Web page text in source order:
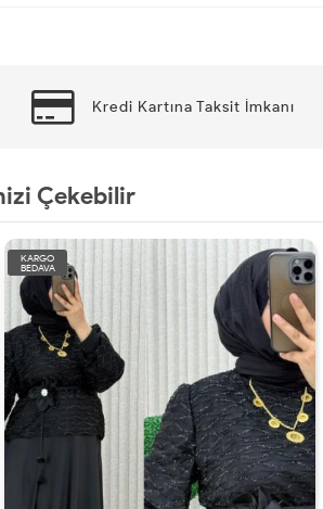
Kredi Kartına Taksit İmkanı
Çekebilir
KARGO
BEDAVA